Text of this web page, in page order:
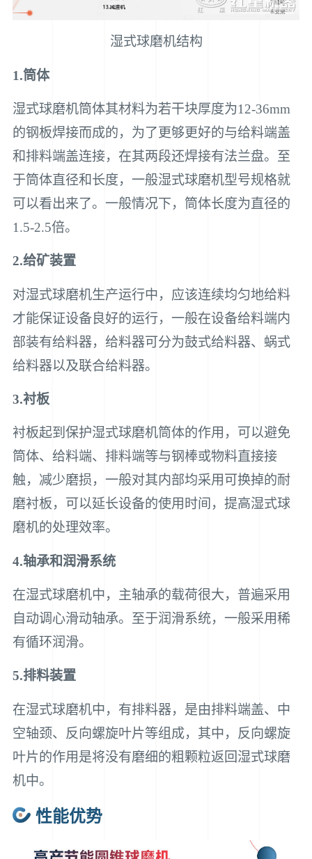
湿式球磨机结构
1.筒体
湿式球磨机筒体其材料为若干块厚度为12-36mm
的钢板焊接而成的，为了更够更好的与给料端盖
和排料端盖连接，在其两段还焊接有法兰盘。至
于筒体直径和长度，一般湿式球磨机型号规格就
可以看出来了。一般情况下，筒体长度为直径的
1.5-2.5倍。
2.给矿装置
对湿式球磨机生产运行中，应该连续均匀地给料
才能保证设备良好的运行，一般在设备给料端内
部装有给料器，给料器可分为鼓式给料器、蜗式
给料器以及联合给料器。
3.衬板
衬板起到保护湿式球磨机筒体的作用，可以避免
筒体、给料端、排料端等与钢棒或物料直接接
触，减少磨损，一般对其内部均采用可换掉的耐
磨衬板，可以延长设备的使用时间，提高湿式球
磨机的处理效率。
4.轴承和润滑系统
在湿式球磨机中，主轴承的载荷很大，普遍采用
自动调心滑动轴承。至于润滑系统，一般采用稀
有循环润滑。
5.排料装置
在湿式球磨机中，有排料器，是由排料端盖、中
空轴颈、反向螺旋叶片等组成，其中，反向螺旋
叶片的作用是将没有磨细的粗颗粒返回湿式球磨
机中。
性能优势